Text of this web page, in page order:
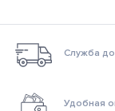
Служба
Удобная